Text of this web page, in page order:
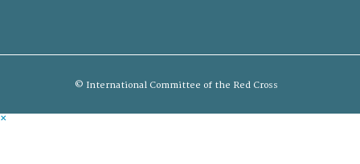
© International Committee of the Red Cross
×